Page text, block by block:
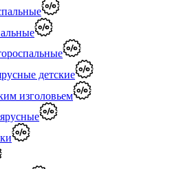
детские
изголовьем